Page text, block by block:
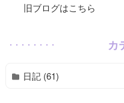
旧ブログはこちら
カ
日記 (61)